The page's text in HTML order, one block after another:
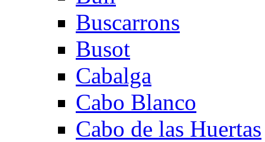
Buscarrons
Busot
Cabalga
Cabo Blanco
Cabo de las Huertas